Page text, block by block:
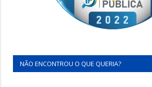
NÃO ENCONTROU O QUE QUERIA?